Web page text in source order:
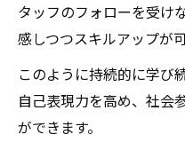
タッフのフォローを受け
感しつつスキルアップが
このように持続的に学び
自己表現力を高め、社会
ができます。